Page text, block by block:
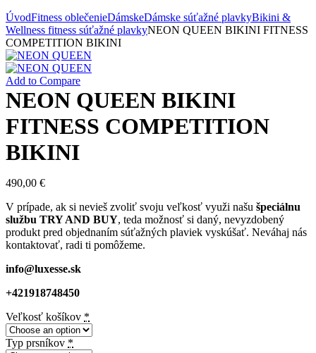
ÚvodFitness oblečenieDámskeDámske súťažné plavkyBikini &
Wellness fitness súťažné plavkyNEON QUEEN BIKINI FITNESS
COMPETITION BIKINI
Add to Compare
NEON QUEEN BIKINI
FITNESS COMPETITION
BIKINI
490,00 €
V prípade, ak si nevieš zvoliť svoju veľkosť využi našu špeciálnu
službu TRY AND BUY, teda možnosť si daný, nevyzdobený
produkt pred objednaním súťažných plaviek vyskúšať. Neváhaj nás
kontaktovať, radi ti pomôžeme.
info@luxesse.sk
+421918748450
Veľkosť košíkov *
Typ prsníkov *